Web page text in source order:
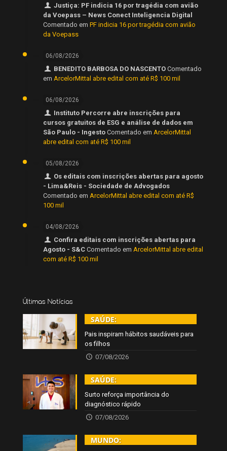
Justiça: PF indicia 16 por tragédia com avião
da Voepass – News Conect Inteligencia Digital
Comentado em PF indicia 16 por tragédia com avião
da Voepass
06/08/2026
BENEDITO BARBOSA DO NASCENTO Comentado
em ArcelorMittal abre edital com até R$ 100 mil
06/08/2026
Instituto Percorre abre inscrições para
cursos gratuitos de ESG e análise de dados em
São Paulo - Ingesto Comentado em ArcelorMittal
abre edital com até R$ 100 mil
05/08/2026
Os editais com inscrições abertas para agosto
- Lima&Reis - Sociedade de Advogados
Comentado em ArcelorMittal abre edital com até R$
100 mil
04/08/2026
Confira editais com inscrições abertas para
Agosto - S&C Comentado em ArcelorMittal abre edital
com até R$ 100 mil
Últimas Notícias
SAÚDE:
Pais inspiram hábitos saudáveis para
os filhos
07/08/2026
SAÚDE:
Surto reforça importância do
diagnóstico rápido
07/08/2026
MUNDO: